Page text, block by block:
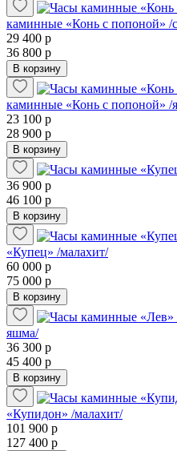
каминные «Конь с попоной» /
29 400 р
36 800 р
В корзину
каминные «Конь с попоной» /
23 100 р
28 900 р
В корзину
36 900 р
46 100 р
В корзину
«Купец» /малахит/
60 000 р
75 000 р
В корзину
яшма/
36 300 р
45 400 р
В корзину
«Купидон» /малахит/
101 900 р
127 400 р